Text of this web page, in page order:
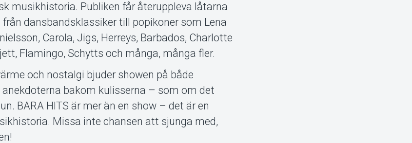
musikhistoria. Publiken får återuppleva låtarna
dansbandsklassiker till popikoner som Lena
Carola, Jigs, Herreys, Barbados, Charlotte
Flamingo, Schytts och många, många fler.
och nostalgi bjuder showen på både
bakom kulisserna – som om det
BARA HITS är mer än en show – det är en
Missa inte chansen att sjunga med,